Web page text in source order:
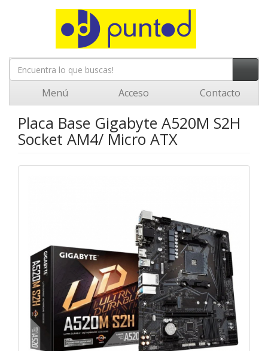
Menú Acceso Contacto
Placa Base Gigabyte A520M S2H
Socket AM4/ Micro ATX